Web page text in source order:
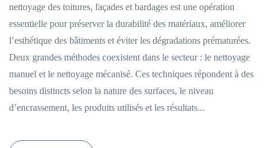
nettoyage des toitures, façades et bardages est une opération
essentielle pour préserver la durabilité des matériaux, améliorer
l’esthétique des bâtiments et éviter les dégradations prématurées.
Deux grandes méthodes coexistent dans le secteur : le nettoyage
manuel et le nettoyage mécanisé. Ces techniques répondent à des
besoins distincts selon la nature des surfaces, le niveau
d’encrassement, les produits utilisés et les résultats...